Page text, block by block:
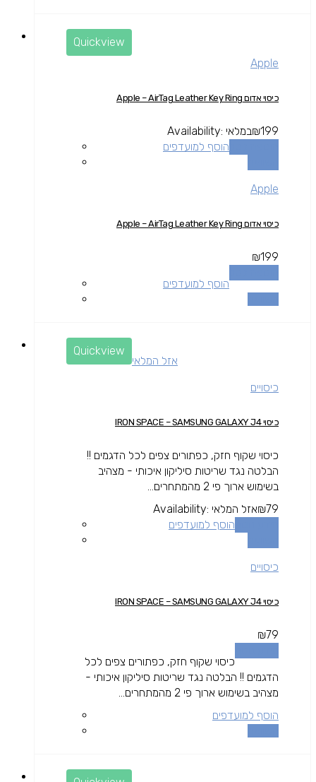
Quickview
Apple
כיסוי אדום Apple – AirTag Leather Key Ring
₪199
Availability: במלאי
הוסף למועדפים
Apple
כיסוי אדום Apple – AirTag Leather Key Ring
₪199
הוסף למועדפים
Quickview
אזל המלאי
כיסויים
כיסוי IRON SPACE – SAMSUNG GALAXY J4
כיסוי שקוף חזק, כפתורים צפים לכל הדגמים !!
הבלטה נגד שריטות סיליקון איכותי - מצהיב
בשימוש ארוך פי 2 מהמתחרים...
₪79
Availability: אזל המלאי
הוסף למועדפים
כיסויים
כיסוי IRON SPACE – SAMSUNG GALAXY J4
₪79
כיסוי שקוף חזק, כפתורים צפים לכל
הדגמים !! הבלטה נגד שריטות סיליקון איכותי -
מצהיב בשימוש ארוך פי 2 מהמתחרים...
הוסף למועדפים